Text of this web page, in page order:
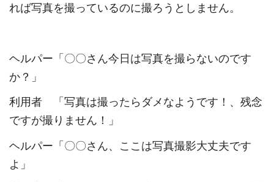
れば写真を撮っているのに撮ろうとしません。
ヘルパー「〇〇さん今日は写真を撮らないのです
か？」
利用者 「写真は撮ったらダメなようです！、残念
ですが撮りません！」
ヘルパー「〇〇さん、ここは写真撮影大丈夫です
よ」